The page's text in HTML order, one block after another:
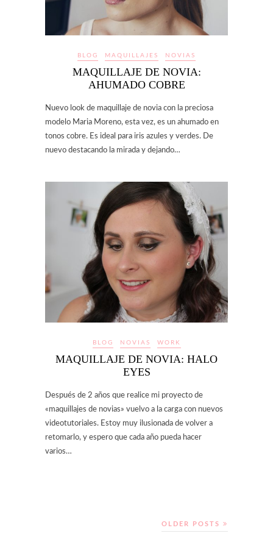
BLOG MAQUILLAJES NOVIAS
MAQUILLAJE DE NOVIA:
AHUMADO COBRE
Nuevo look de maquillaje de novia con la preciosa
modelo Maria Moreno, esta vez, es un ahumado en
tonos cobre. Es ideal para iris azules y verdes. De
nuevo destacando la mirada y dejando…
BLOG NOVIAS WORK
MAQUILLAJE DE NOVIA: HALO
EYES
Después de 2 años que realice mi proyecto de
«maquillajes de novias» vuelvo a la carga con nuevos
videotutoriales. Estoy muy ilusionada de volver a
retomarlo, y espero que cada año pueda hacer
varios…
OLDER POSTS